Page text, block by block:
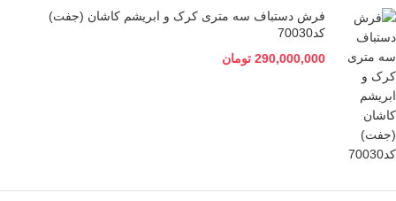
فرش دستباف سه متری کرک و ابریشم کاشان (جفت)
کد70030
290,000,000 تومان